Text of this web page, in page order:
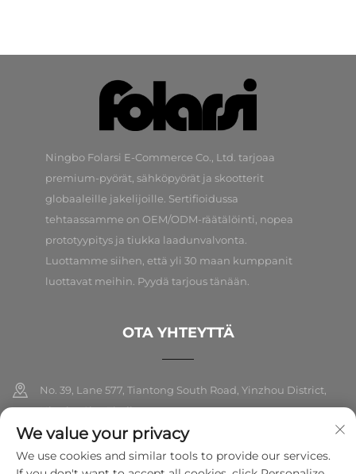
Ningbo Folarsi E-Commerce Co., Ltd. tarjoaa
premium-pyörät, sähköpyörät ja skootterit
globaaleille jakelijoille. Sertifioidussa
tehtaassamme on OEM/ODM-räätälöinti, nopea
prototyypitys ja tiukka laadunvalvonta.
Luottamme siihen, että yli 30 maan kumppanit
luottavat meihin. Pyydä tarjous tänään.
OTA YHTEYTTÄ
No. 39, Lane 577, Tiantong South Road, Yinzhou District,
Ningbo City, Zhejiang
+86-18989326021
We value your privacy
We use cookies and similar tools to provide our services.